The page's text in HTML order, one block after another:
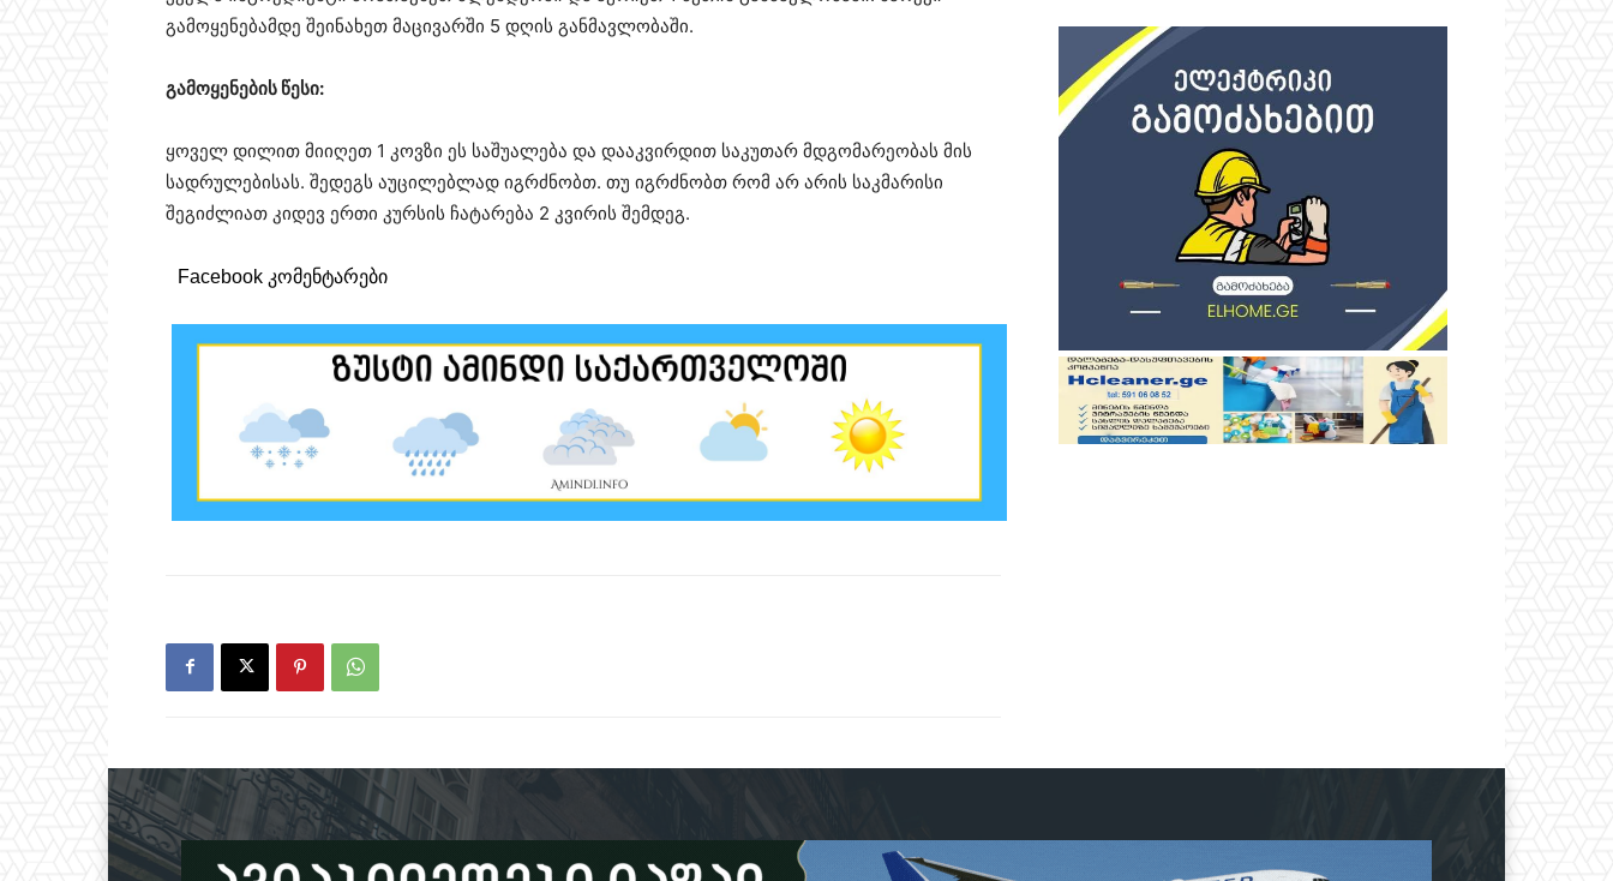
გამოყენებამდე შეინახეთ მაცივარში 5 დღის განმავლობაში.
გამოყენების წესი:
ყოველ დილით მიიღეთ 1 კოვზი ეს საშუალება და დააკვირდით საკუთარ მდგომარეობას მის
სადრულებისას. შედეგს აუცილებლად იგრძნობთ. თუ იგრძნობთ რომ არ არის საკმარისი
შეგიძლიათ კიდევ ერთი კურსის ჩატარება 2 კვირის შემდეგ.
Facebook კომენტარები